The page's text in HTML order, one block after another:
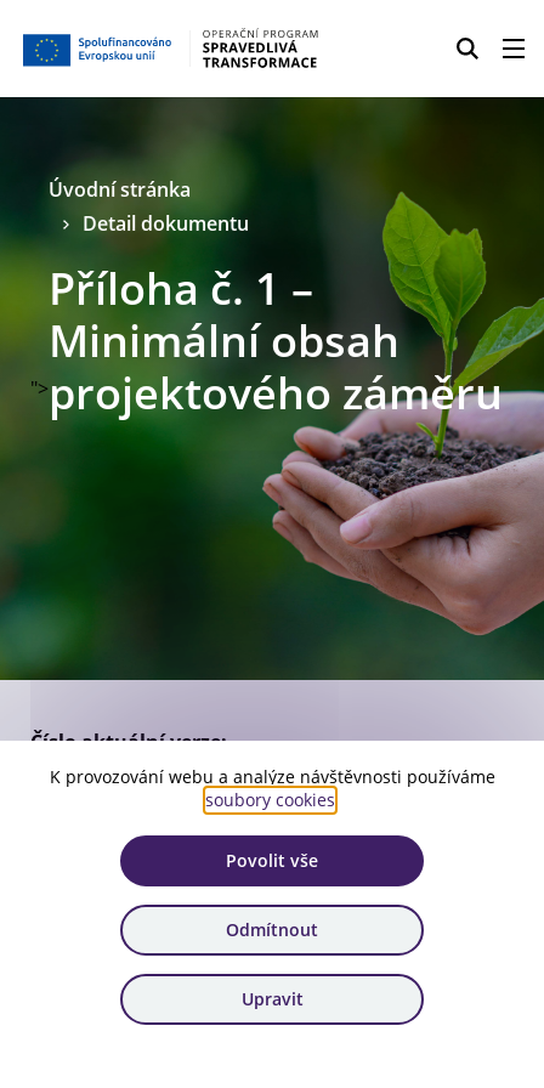
">
Úvodní stránka
Detail dokumentu
Příloha č. 1 –
Minimální obsah
projektového záměru
Číslo aktuální verze:
od 28. 2. 2025
Stáhnout dokument
K provozování webu a analýze návštěvnosti používáme
soubory cookies
Povolit vše
Odmítnout
Upravit